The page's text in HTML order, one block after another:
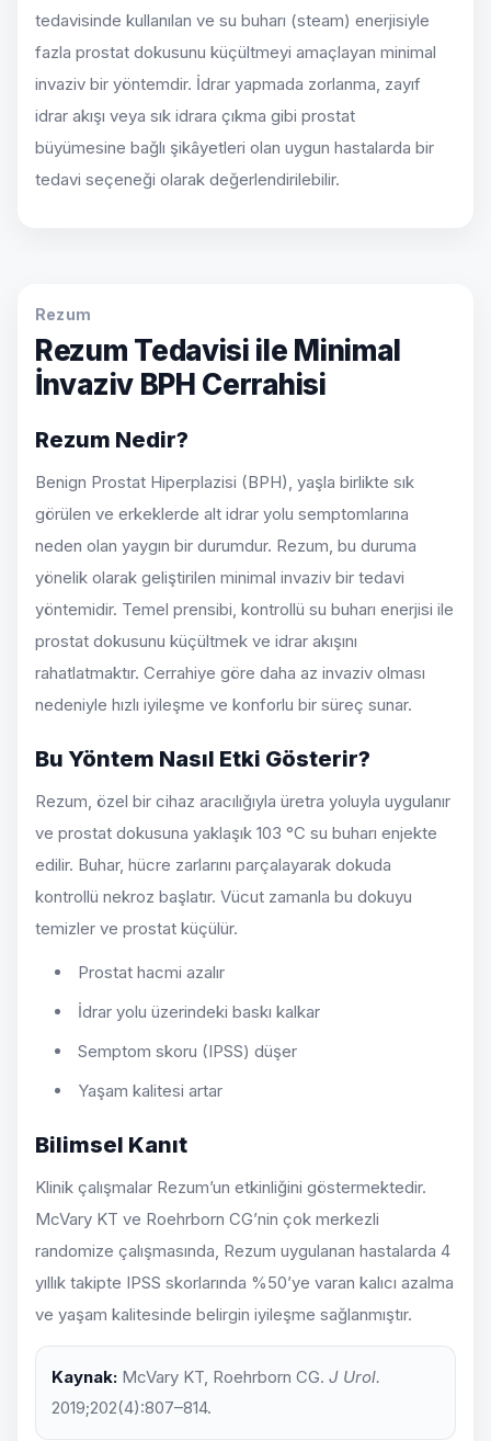
tedavisinde kullanılan ve su buharı (steam) enerjisiyle
fazla prostat dokusunu küçültmeyi amaçlayan minimal
invaziv bir yöntemdir. İdrar yapmada zorlanma, zayıf
idrar akışı veya sık idrara çıkma gibi prostat
büyümesine bağlı şikâyetleri olan uygun hastalarda bir
tedavi seçeneği olarak değerlendirilebilir.
Rezum
Rezum Tedavisi ile Minimal
İnvaziv BPH Cerrahisi
Rezum Nedir?
Benign Prostat Hiperplazisi (BPH), yaşla birlikte sık
görülen ve erkeklerde alt idrar yolu semptomlarına
neden olan yaygın bir durumdur. Rezum, bu duruma
yönelik olarak geliştirilen minimal invaziv bir tedavi
yöntemidir. Temel prensibi, kontrollü su buharı enerjisi ile
prostat dokusunu küçültmek ve idrar akışını
rahatlatmaktır. Cerrahiye göre daha az invaziv olması
nedeniyle hızlı iyileşme ve konforlu bir süreç sunar.
Bu Yöntem Nasıl Etki Gösterir?
Rezum, özel bir cihaz aracılığıyla üretra yoluyla uygulanır
ve prostat dokusuna yaklaşık 103 °C su buharı enjekte
edilir. Buhar, hücre zarlarını parçalayarak dokuda
kontrollü nekroz başlatır. Vücut zamanla bu dokuyu
temizler ve prostat küçülür.
Prostat hacmi azalır
İdrar yolu üzerindeki baskı kalkar
Semptom skoru (IPSS) düşer
Yaşam kalitesi artar
Bilimsel Kanıt
Klinik çalışmalar Rezum’un etkinliğini göstermektedir.
McVary KT ve Roehrborn CG’nin çok merkezli
randomize çalışmasında, Rezum uygulanan hastalarda 4
yıllık takipte IPSS skorlarında %50’ye varan kalıcı azalma
ve yaşam kalitesinde belirgin iyileşme sağlanmıştır.
Kaynak: McVary KT, Roehrborn CG. J Urol.
2019;202(4):807–814.